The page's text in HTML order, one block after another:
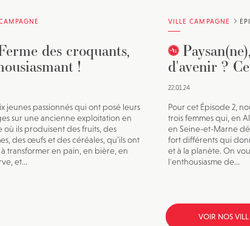
des croquants,
!
jeunes passionnés qui ont posé leurs
sur une ancienne exploitation en
où ils produisent des fruits, des
des œufs et des céréales, qu’ils ont
transformer en pain, en bière, en
et...
VILLE CAMPAGNE
d'avenir ?
22.01.24
Pour cet Épisode 2,
trois femmes qui, en
en Seine-et-Marne
fort différents qui
et à la planète. On
l'enthousiasme de...
VOIR NOS